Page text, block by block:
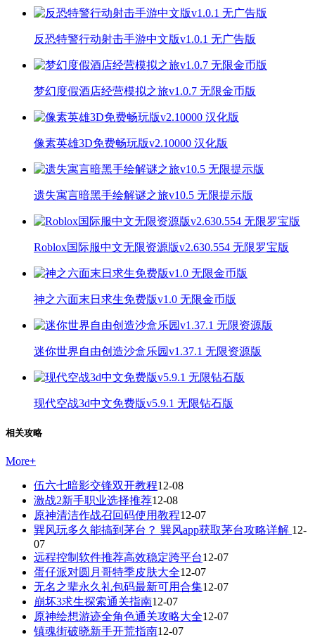
反恐特警行动射击手游中文版v1.0.1 无广告版
梦幻度假酒店经营模拟之旅v1.0.7 无限金币版
像素英雄3D免费畅玩版v2.10000 汉化版
遗失寓言暗黑手绘解谜之旅v10.5 无限提示版
Roblox国际服中文无限资源版v2.630.554 无限罗宝版
神之六面末日求生免费版v1.0 无限金币版
迷你世界自由创造沙盒乐园v1.37.1 无限资源版
现代空战3d中文免费版v5.9.1 无限钻石版
相关攻略
More+
伍六七暗影交锋双开教程12-08
激战2新手职业选择推荐12-08
原神清洁作战召回码使用教程12-07
巽风玩多久能搞到茅台？ 巽风app获取茅台攻略详解 12-
07
远程控制软件推荐高效稳定跨平台12-07
蛋仔派对圆月哥特季皮肤大全12-07
无名之辈永久礼包码最新可用合集12-07
崩坏3求生探索通关指南12-07
原神绘想游迹全角色通关攻略大全12-07
镇魂街破晓新手开荒指南12-07